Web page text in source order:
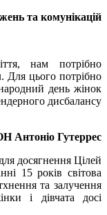
та комунікацій
нам потрібно
Для цього потрібно
день жінок
дисбалансу
Антоніо Гутеррес
досягнення Цілей
15 років світова
та залучення
і дівчата досі